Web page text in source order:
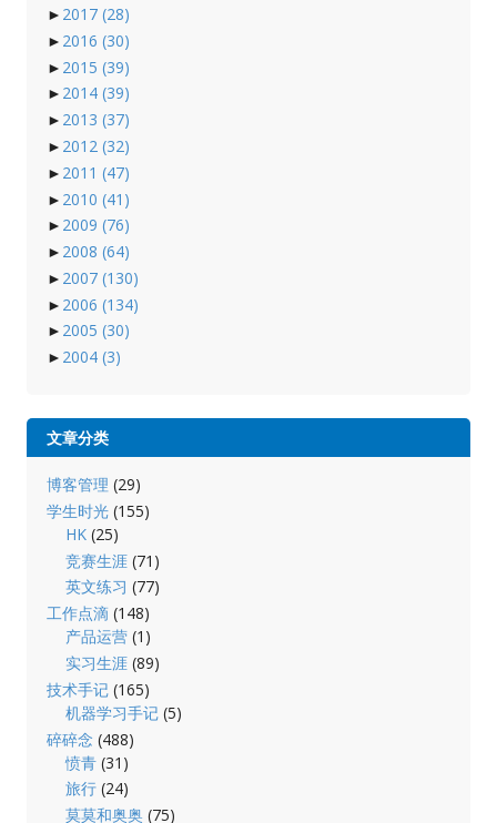
► 2017 (28)
► 2016 (30)
► 2015 (39)
► 2014 (39)
► 2013 (37)
► 2012 (32)
► 2011 (47)
► 2010 (41)
► 2009 (76)
► 2008 (64)
► 2007 (130)
► 2006 (134)
► 2005 (30)
► 2004 (3)
文章分类
博客管理 (29)
学生时光(155)
HK (25)
竞赛生涯 (71)
英文练习 (77)
工作点滴(148)
产品运营 (1)
实习生涯 (89)
技术手记(165)
机器学习手记 (5)
碎碎念 (488)
愤青 (31)
旅行 (24)
莫莫和奥奥 (75)